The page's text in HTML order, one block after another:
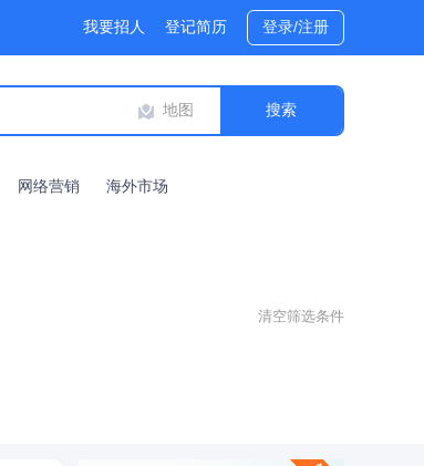
我要招人 登记简历 登录/注册
地图
网络营销
海外市场
清空筛选条件